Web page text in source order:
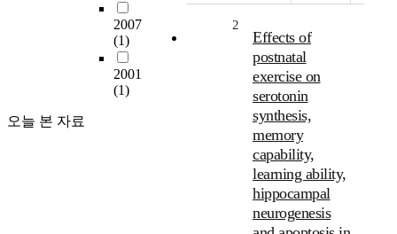
2007
(1)
2001
(1)
오늘 본 자료
2
Effects of
postnatal
exercise on
serotonin
synthesis,
memory
capability,
learning ability,
hippocampal
neurogenesis